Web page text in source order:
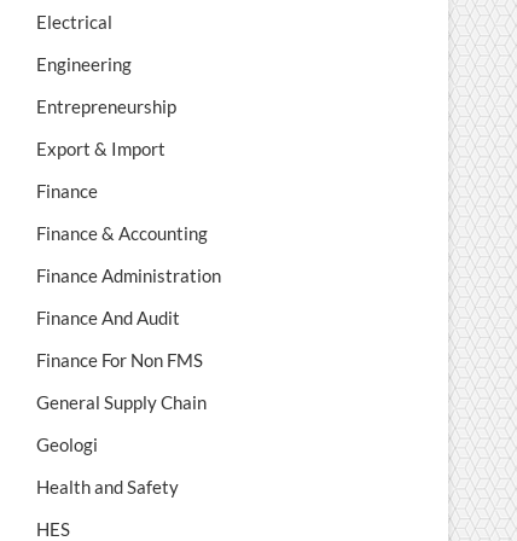
Electrical
Engineering
Entrepreneurship
Export & Import
Finance
Finance & Accounting
Finance Administration
Finance And Audit
Finance For Non FMS
General Supply Chain
Geologi
Health and Safety
HES